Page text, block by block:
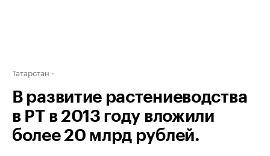
Татарстан
В развитие растениеводства
в РТ в 2013 году вложили
более 20 млрд рублей.